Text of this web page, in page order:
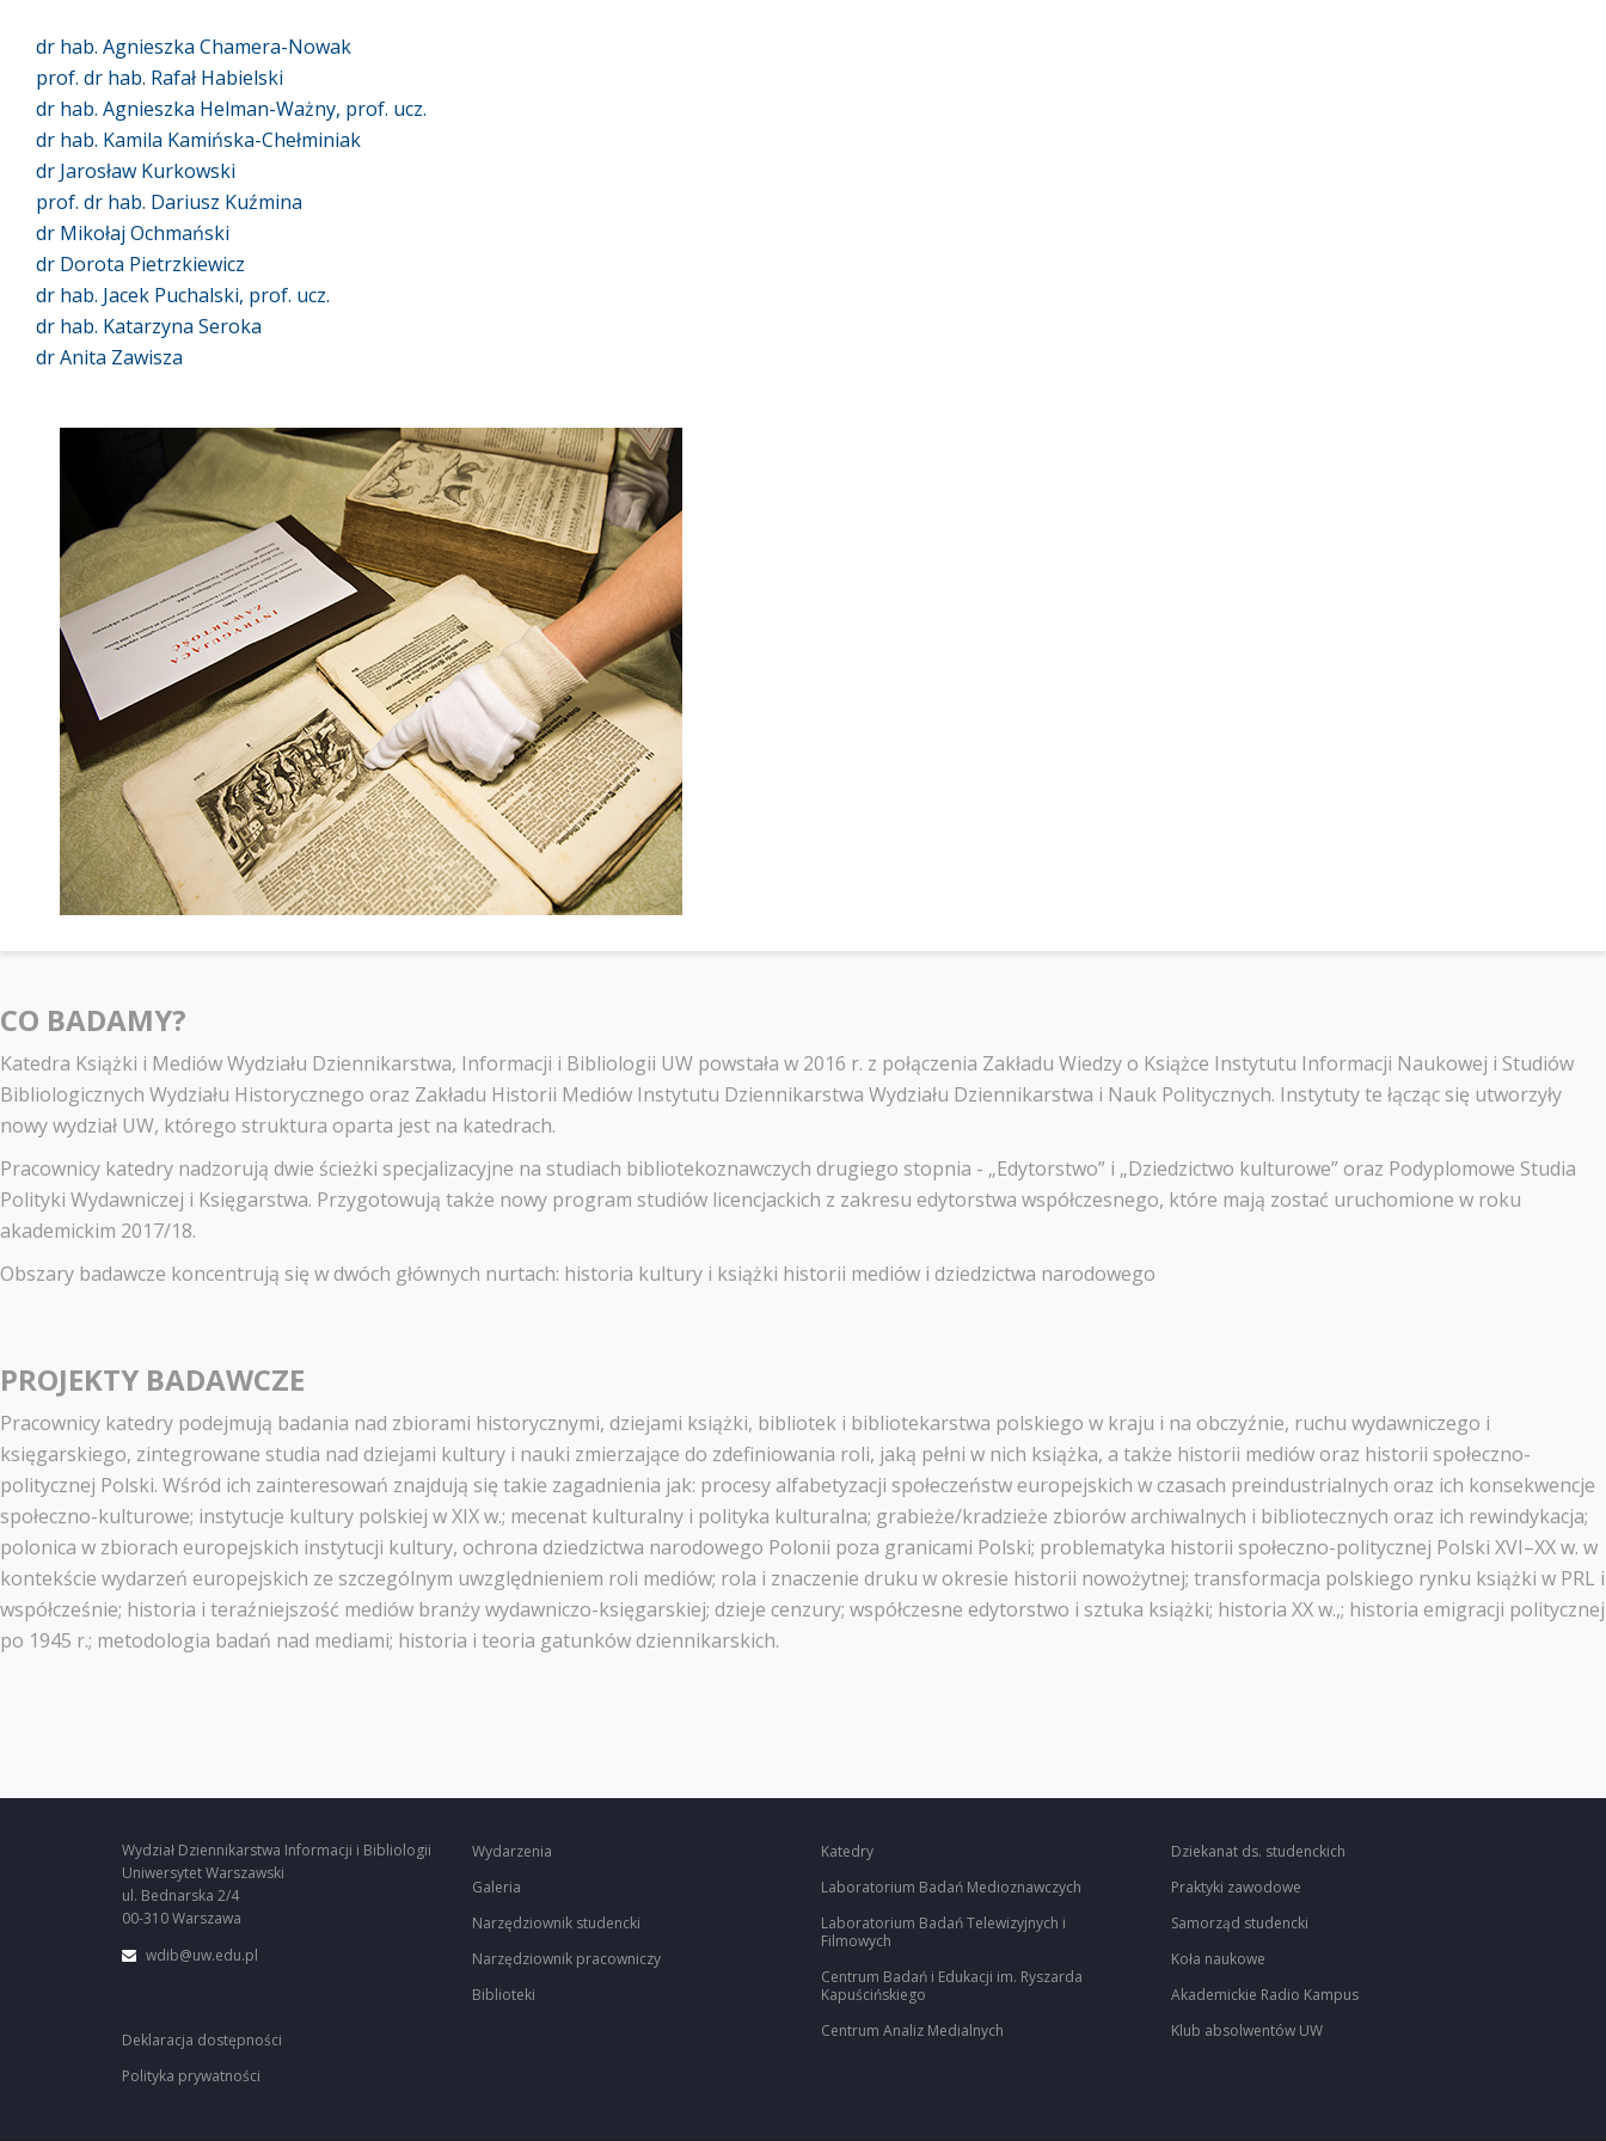
dr hab. Agnieszka Chamera-Nowak
prof. dr hab. Rafał Habielski
dr hab. Agnieszka Helman-Ważny, prof. ucz.
dr hab. Kamila Kamińska-Chełminiak
dr Jarosław Kurkowski
prof. dr hab. Dariusz Kuźmina
dr Mikołaj Ochmański
dr Dorota Pietrzkiewicz
dr hab. Jacek Puchalski, prof. ucz.
dr hab. Katarzyna Seroka
dr Anita Zawisza
CO BADAMY?
Katedra Książki i Mediów Wydziału Dziennikarstwa, Informacji i Bibliologii UW powstała w 2016 r. z połączenia Zakładu Wiedzy o Książce Instytutu Informacji Naukowej i Studiów
Bibliologicznych Wydziału Historycznego oraz Zakładu Historii Mediów Instytutu Dziennikarstwa Wydziału Dziennikarstwa i Nauk Politycznych. Instytuty te łącząc się utworzyły
nowy wydział UW, którego struktura oparta jest na katedrach.
Pracownicy katedry nadzorują dwie ścieżki specjalizacyjne na studiach bibliotekoznawczych drugiego stopnia - „Edytorstwo” i „Dziedzictwo kulturowe” oraz Podyplomowe Studia
Polityki Wydawniczej i Księgarstwa. Przygotowują także nowy program studiów licencjackich z zakresu edytorstwa współczesnego, które mają zostać uruchomione w roku
akademickim 2017/18.
Obszary badawcze koncentrują się w dwóch głównych nurtach: historia kultury i książki historii mediów i dziedzictwa narodowego
PROJEKTY BADAWCZE
Pracownicy katedry podejmują badania nad zbiorami historycznymi, dziejami książki, bibliotek i bibliotekarstwa polskiego w kraju i na obczyźnie, ruchu wydawniczego i
księgarskiego, zintegrowane studia nad dziejami kultury i nauki zmierzające do zdefiniowania roli, jaką pełni w nich książka, a także historii mediów oraz historii społeczno-
politycznej Polski. Wśród ich zainteresowań znajdują się takie zagadnienia jak: procesy alfabetyzacji społeczeństw europejskich w czasach preindustrialnych oraz ich konsekwencje
społeczno-kulturowe; instytucje kultury polskiej w XIX w.; mecenat kulturalny i polityka kulturalna; grabieże/kradzieże zbiorów archiwalnych i bibliotecznych oraz ich rewindykacja;
polonica w zbiorach europejskich instytucji kultury, ochrona dziedzictwa narodowego Polonii poza granicami Polski; problematyka historii społeczno-politycznej Polski XVI–XX w. w
kontekście wydarzeń europejskich ze szczególnym uwzględnieniem roli mediów; rola i znaczenie druku w okresie historii nowożytnej; transformacja polskiego rynku książki w PRL i
współcześnie; historia i teraźniejszość mediów branży wydawniczo-księgarskiej; dzieje cenzury; współczesne edytorstwo i sztuka książki; historia XX w.,; historia emigracji politycznej
po 1945 r.; metodologia badań nad mediami; historia i teoria gatunków dziennikarskich.
Wydział Dziennikarstwa Informacji i Bibliologii
Uniwersytet Warszawski
ul. Bednarska 2/4
00-310 Warszawa
wdib@uw.edu.pl
Deklaracja dostępności
Polityka prywatności
Wydarzenia
Galeria
Narzędziownik studencki
Narzędziownik pracowniczy
Biblioteki
Katedry
Laboratorium Badań Medioznawczych
Laboratorium Badań Telewizyjnych i
Filmowych
Centrum Badań i Edukacji im. Ryszarda
Kapuścińskiego
Centrum Analiz Medialnych
Dziekanat ds. studenckich
Praktyki zawodowe
Samorząd studencki
Koła naukowe
Akademickie Radio Kampus
Klub absolwentów UW